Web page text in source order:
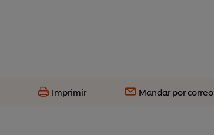
Imprimir Mandar por correo